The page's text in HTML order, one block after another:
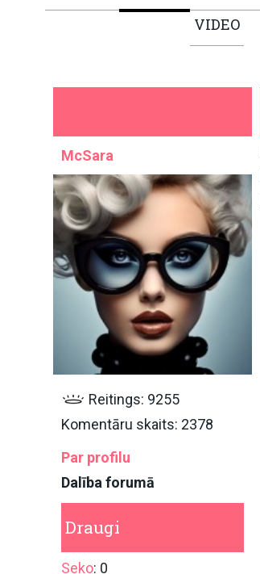
VIDEO
McSara
Reitings: 9255
Komentāru skaits: 2378
Par profilu
Dalība forumā
Draugi
Seko: 0